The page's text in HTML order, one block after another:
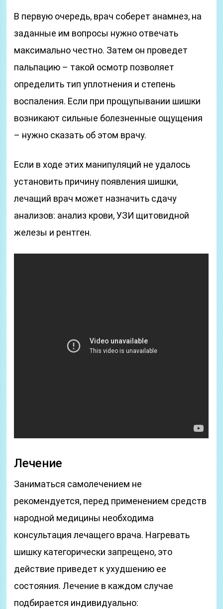
В первую очередь, врач соберет анамнез, на
заданные им вопросы нужно отвечать
максимально честно. Затем он проведет
пальпацию – такой осмотр позволяет
определить тип уплотнения и степень
воспаления. Если при прощупывании шишки
возникают сильные болезненные ощущения
– нужно сказать об этом врачу.
Если в ходе этих манипуляций не удалось
установить причину появления шишки,
лечащий врач может назначить сдачу
анализов: анализ крови, УЗИ щитовидной
железы и рентген.
Лечение
Заниматься самолечением не
рекомендуется, перед применением средств
народной медицины необходима
консультация лечащего врача. Нагревать
шишку категорически запрещено, это
действие приведет к ухудшению ее
состояния. Лечение в каждом случае
подбирается индивидуально: